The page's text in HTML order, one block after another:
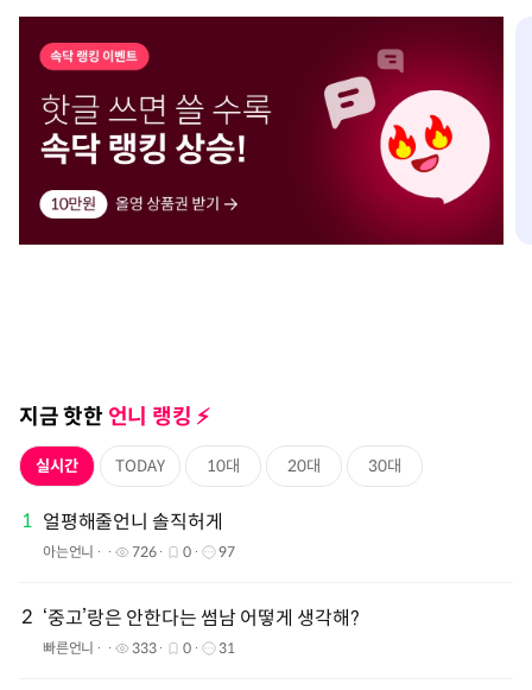
지금 핫한 언니 랭킹 ⚡️️
실시간 TODAY 10대 20대 30대
1 얼평해줄언니 솔직허게
아는언니 726 0 97
2 ‘중고’랑은 안한다는 썸남 어떻게 생각해?
빠른언니 333 0 31